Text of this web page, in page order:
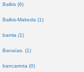
Balkis (6)
Balkis-Makeda (1)
bamia (1)
Banaïas. (1)
bancarrota (0)